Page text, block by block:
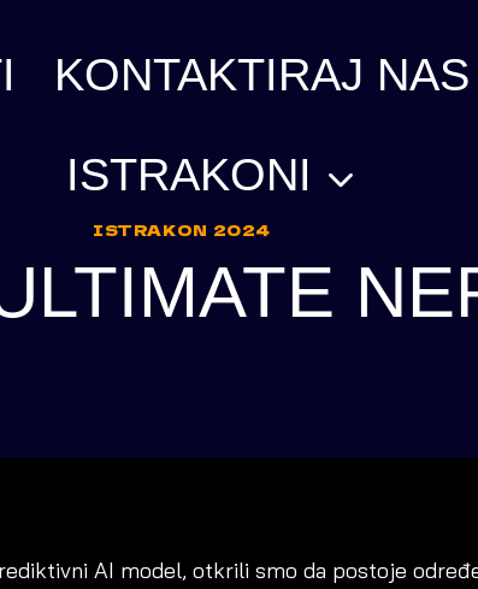
KONTAKTIRAJ NAS
ISTRAKONI
ISTRAKON 2024
AI model, otkrili smo da postoje